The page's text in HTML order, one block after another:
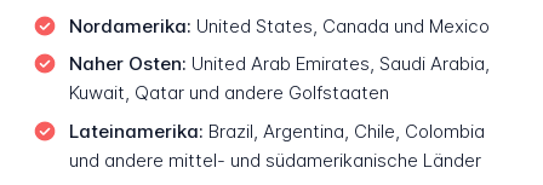
Nordamerika: United States, Canada und Mexico
Naher Osten: United Arab Emirates, Saudi Arabia,
Kuwait, Qatar und andere Golfstaaten
Lateinamerika: Brazil, Argentina, Chile, Colombia
und andere mittel- und südamerikanische Länder